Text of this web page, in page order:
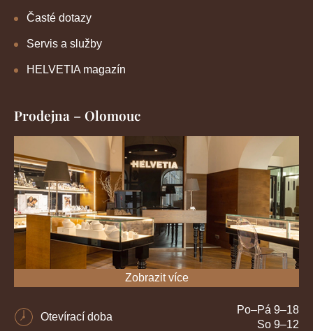
Časté dotazy
Servis a služby
HELVETIA magazín
Prodejna – Olomouc
Zobrazit více
Otevírací doba
Po–Pá 9–18
So 9–12